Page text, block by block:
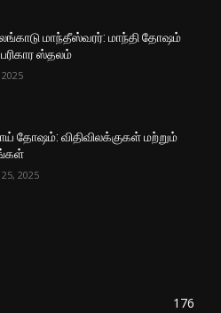
மாந்தீஸ்வரர்: மாந்தி தோஷம்
ஸ்தலம்
தோஷம்: விதிவிலக்குகள் மற்றும்
2025
176